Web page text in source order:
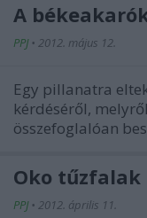
A
PPJ • 2012. május 12.
Egy pillanatra
kérdéséről,
összefoglalóan
Öko tűzfalak
PPJ • 2012. április 11.